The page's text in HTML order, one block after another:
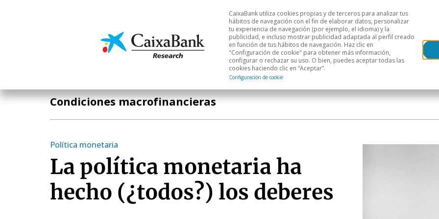
Economía y mercados Análisis sectorial Áreas geográficas
CaixaBank utiliza cookies propias y de terceros para analizar tus
hábitos de navegación con el fin de elaborar datos, personalizar
tu experiencia de navegación (por ejemplo, el idioma) y la
publicidad, e incluso mostrar publicidad adaptada al perfil creado
en función de tus hábitos de navegación. Haz clic en
"Configuración de cookie" para obtener más información,
configurar o rechazar su uso. O bien, puedes aceptar todas las
cookies haciendo clic en “Aceptar”.
Configuración de cookie
Condiciones macrofinancieras
Política monetaria
La política monetaria ha
hecho (¿todos?) los deberes